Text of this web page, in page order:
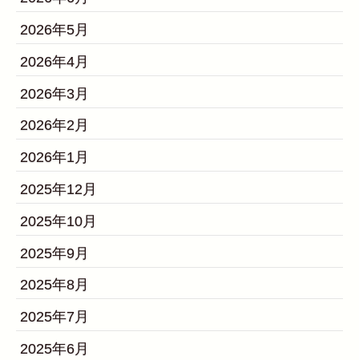
2026年5月
2026年4月
2026年3月
2026年2月
2026年1月
2025年12月
2025年10月
2025年9月
2025年8月
2025年7月
2025年6月